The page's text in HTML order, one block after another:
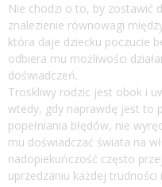
Nie chodzi o to, by zostawić
znalezienie równowagi
która daje dziecku poczucie
odbiera mu możliwości
doświadczeń.
Troskliwy rodzic jest obok i
wtedy, gdy naprawdę jest to
popełniania błędów, nie
mu doświadczać świata na
nadopiekuńczość często
uprzedzaniu każdej